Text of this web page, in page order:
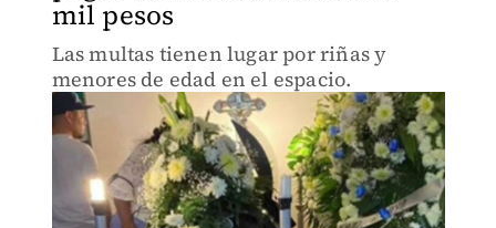
mil pesos
Las multas tienen lugar por riñas y
menores de edad en el espacio.